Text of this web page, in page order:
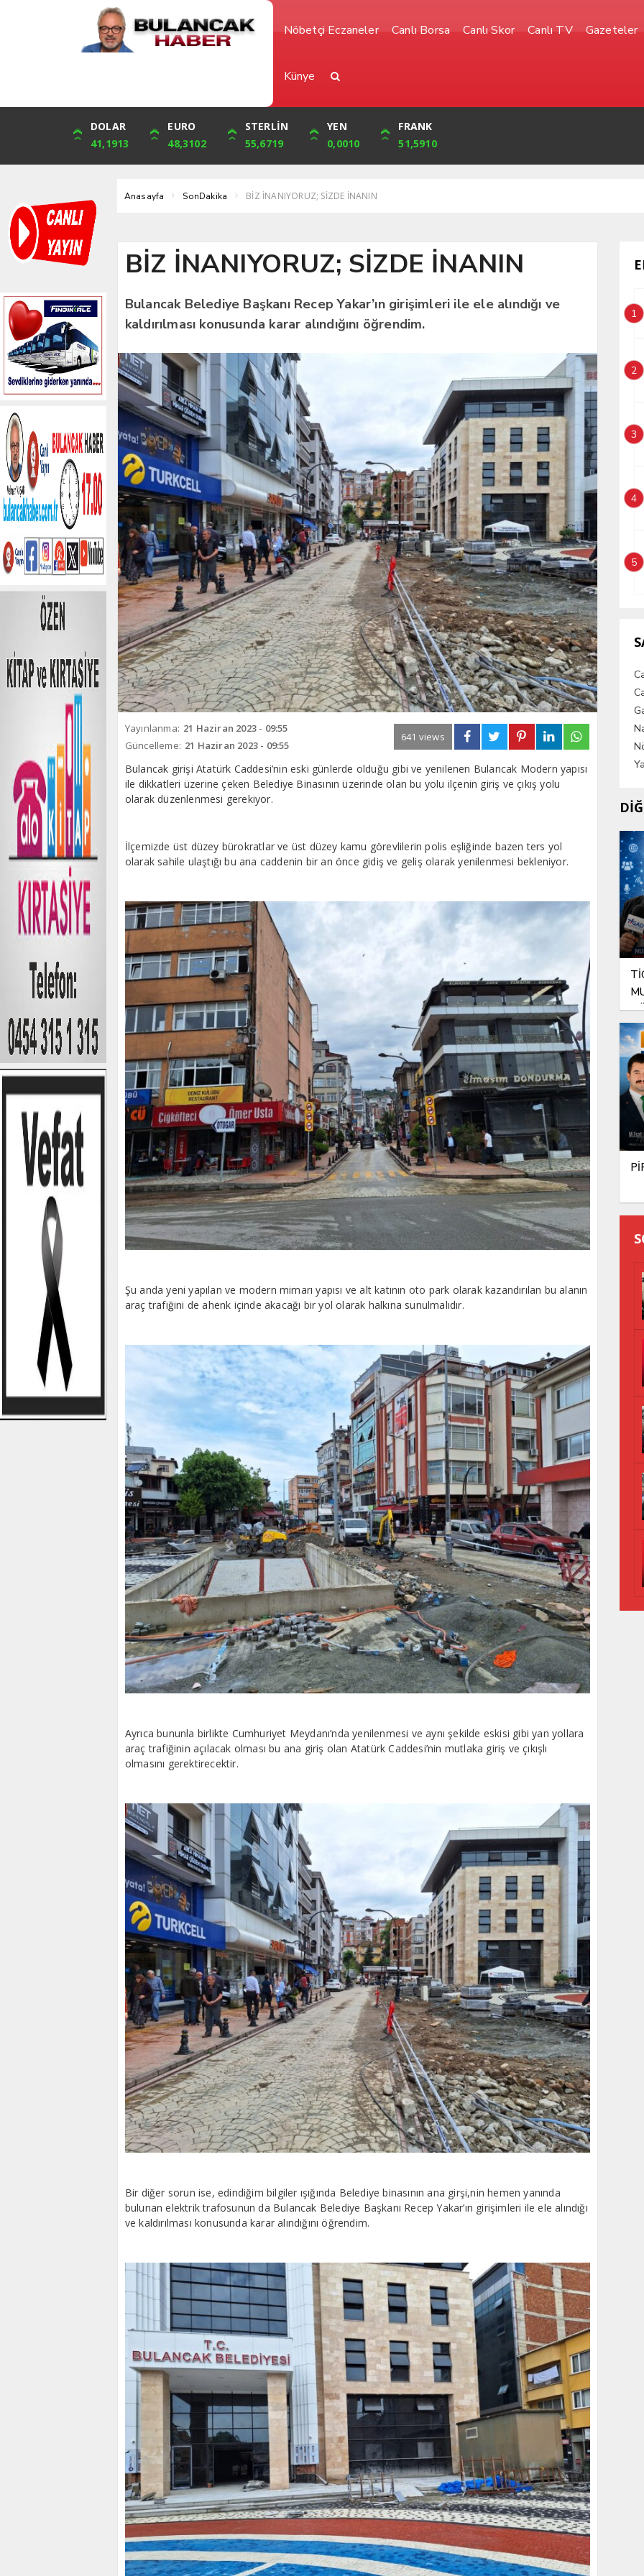
Nöbetçi Eczaneler Canlı Borsa Canlı Skor Canlı TV Gazeteler
Künye
DOLAR
41,1913
EURO
48,3102
STERLİN
55,6719
YEN
0,0010
FRANK
51,5910
ONS
3,587,31
ALTIN
4,756,89
ÇEYREK
7,777,52
CUMHURİYET
32,239,00
Anasayfa SonDakika BİZ İNANIYORUZ; SİZDE İNANIN
BİZ İNANIYORUZ; SİZDE İNANIN
Bulancak Belediye Başkanı Recep Yakar’ın girişimleri ile ele alındığı ve
kaldırılması konusunda karar alındığını öğrendim.
Yayınlanma: 21 Haziran 2023 - 09:55
Güncelleme: 21 Haziran 2023 - 09:55
641 views
Bulancak girişi Atatürk Caddesi’nin eski günlerde olduğu gibi ve yenilenen Bulancak Modern yapısı
ile dikkatleri üzerine çeken Belediye Binasının üzerinde olan bu yolu ilçenin giriş ve çıkış yolu
olarak düzenlenmesi gerekiyor.
İlçemizde üst düzey bürokratlar ve üst düzey kamu görevlilerin polis eşliğinde bazen ters yol
olarak sahile ulaştığı bu ana caddenin bir an önce gidiş ve geliş olarak yenilenmesi bekleniyor.
Şu anda yeni yapılan ve modern mimarı yapısı ve alt katının oto park olarak kazandırılan bu alanın
araç trafiğini de ahenk içinde akacağı bir yol olarak halkına sunulmalıdır.
Ayrıca bununla birlikte Cumhuriyet Meydanı’nda yenilenmesi ve aynı şekilde eskisi gibi yan yollara
araç trafiğinin açılacak olması bu ana giriş olan Atatürk Caddesi’nin mutlaka giriş ve çıkışlı
olmasını gerektirecektir.
Bir diğer sorun ise, edindiğim bilgiler ışığında Belediye binasının ana girşi,nin hemen yanında
bulunan elektrik trafosunun da Bulancak Belediye Başkanı Recep Yakar’ın girişimleri ile ele alındığı
ve kaldırılması konusunda karar alındığını öğrendim.
1
2
3
4
5